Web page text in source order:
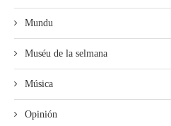
Mundu
Muséu de la selmana
Música
Opinión